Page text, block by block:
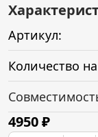
Артикул:
Количество
4950₽